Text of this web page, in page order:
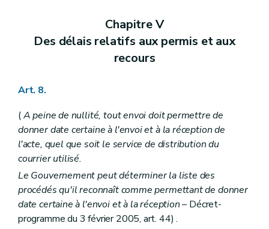
Section VI (De l'octroi d'une subvention pour l'élaboration ou la révision totale d'un programme communal de mise en oeuvre des zones d'aménagement différé
Art. 255/19
Art. 255/21
Art. 255/25
Art. 255/26
Section (VIII - AGW du 17 juillet 2003, art. 1
Chapitre premier
Art. 256/1
Art. 256/2
Art. 256/3
Art. 256/4
Art. 256/5
Chapitre V
Des délais relatifs aux permis et aux
recours
Art. 8.
(A peine de nullité, tout envoi doit permettre de
donner date certaine à l'envoi et à la réception de
l'acte, quel que soit le service de distribution du
courrier utilisé.
Le Gouvernement peut déterminer la liste des
procédés qu'il reconnaît comme permettant de donner
date certaine à l'envoi et à la réception– Décret-
programme du 3 février 2005, art. 44) .